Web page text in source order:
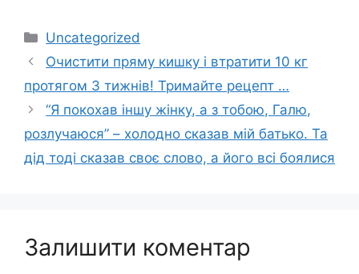
Категорії
Uncategorized
Очистити пряму кишку і втратити 10 кг
протягом 3 тижнів! Тримайте рецепт …
“Я покохав іншу жінку, а з тобою, Галю,
розлучаюся” – холодно сказав мій батько. Та
дід тоді сказав своє слово, а його всі боялися
Залишити коментар